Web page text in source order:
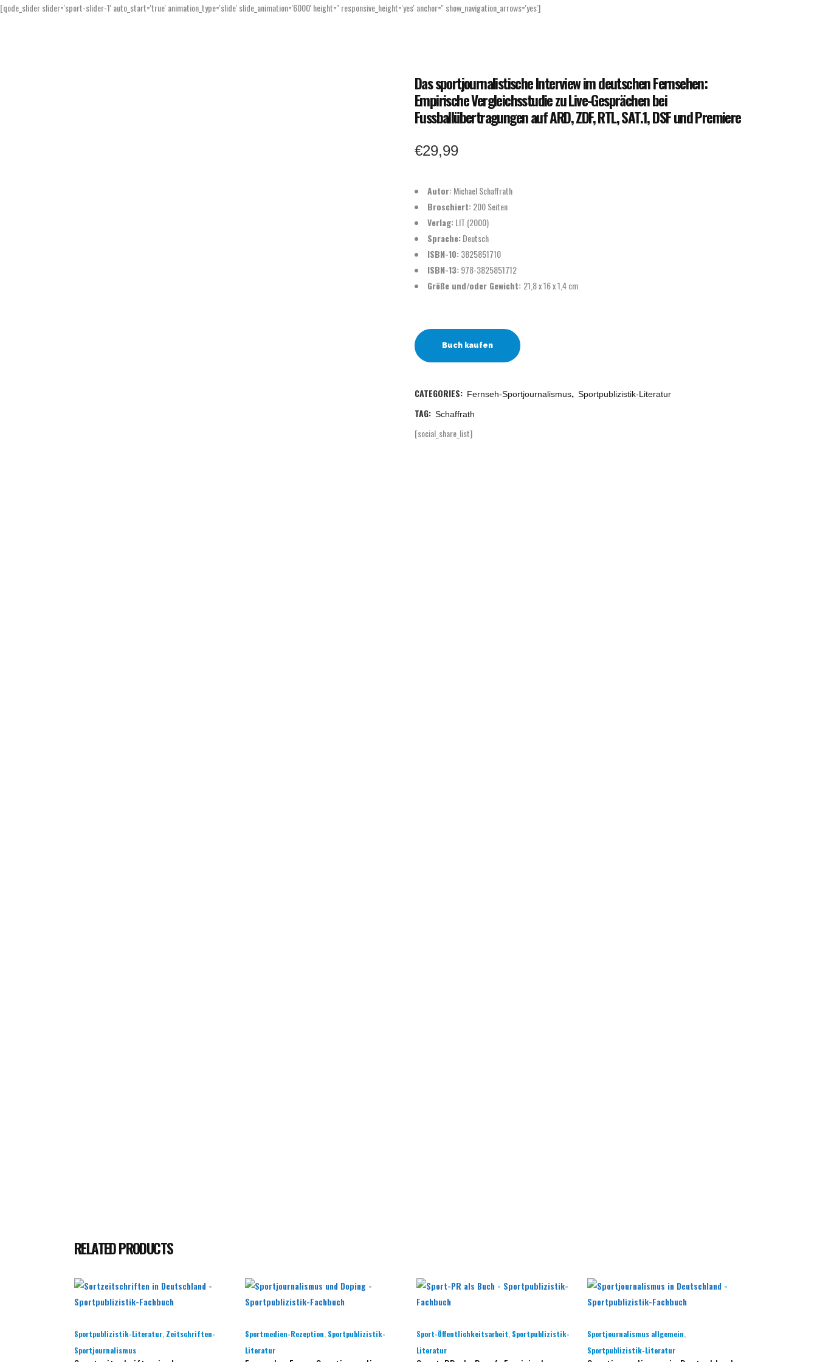
[qode_slider slider='sport-slider-1' auto_start='true' animation_type='slide' slide_animation='6000' height='' responsive_height='yes' anchor='' show_navigation_arrows='yes']
Das sportjournalistische Interview im deutschen Fernsehen:
Empirische Vergleichsstudie zu Live-Gesprächen bei
Fussballübertragungen auf ARD, ZDF, RTL, SAT.1, DSF und Premiere
€29,99
Autor:Michael Schaffrath
Broschiert:200 Seiten
Verlag:LIT (2000)
Sprache:Deutsch
ISBN-10:3825851710
ISBN-13:978-3825851712
Größe und/oder Gewicht: 21,8 x 16 x 1,4 cm
Buch kaufen
CATEGORIES: Fernseh-Sportjournalismus, Sportpublizistik-Literatur
TAG: Schaffrath
[social_share_list]
RELATED PRODUCTS
Sportpublizistik-Literatur Zeitschriften-
Sportjournalismus
Sportmedien-Rezeption Sportpublizistik-
Literatur
Sport-Öffentlichkeitsarbeit Sportpublizistik-
Literatur
Sportjournalismus allgemein
Sportpublizistik-Literatur